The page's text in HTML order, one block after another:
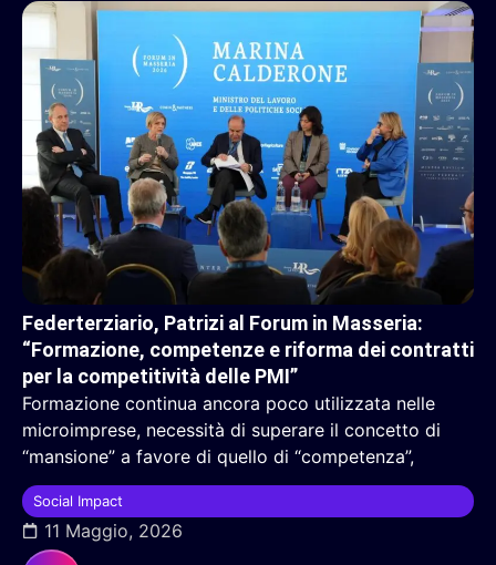
Federterziario, Patrizi al Forum in Masseria:
“Formazione, competenze e riforma dei contratti
per la competitività delle PMI”
Formazione continua ancora poco utilizzata nelle
microimprese, necessità di superare il concetto di
“mansione” a favore di quello di “competenza”,
Social Impact
11 Maggio, 2026